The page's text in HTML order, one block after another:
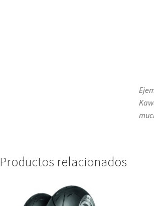
Productos relacionados